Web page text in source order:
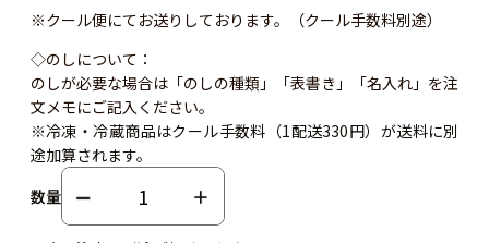
※クール便にてお送りしております。（クール手数料別途）
◇のしについて：
のしが必要な場合は「のしの種類」「表書き」「名入れ」を注
文メモにご記入ください。
※冷凍・冷蔵商品はクール手数料（1配送330円）が送料に別
途加算されます。
数量